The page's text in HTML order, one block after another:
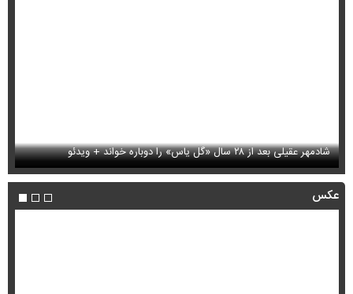
شادمهر عقیلی بعد از ۲۸ سال «گل یاس» را دوباره خواند + ویدئو
عکس